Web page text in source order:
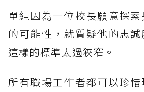
單純因為一位校長願意探
的可能性，就質疑他的忠
這樣的標準太過狹窄。
所有職場工作者都可以珍